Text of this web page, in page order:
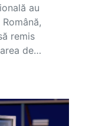
au
remis
de…